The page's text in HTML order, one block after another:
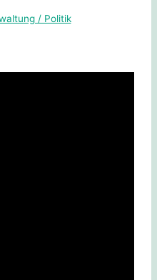
/ Politik